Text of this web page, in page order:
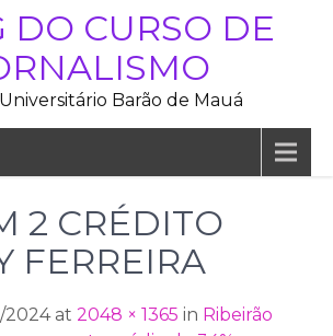
DO CURSO DE
Barão de Mauá
2 CRÉDITO
FERREIRA
2024 at 2048 × 1365 in Ribeirão